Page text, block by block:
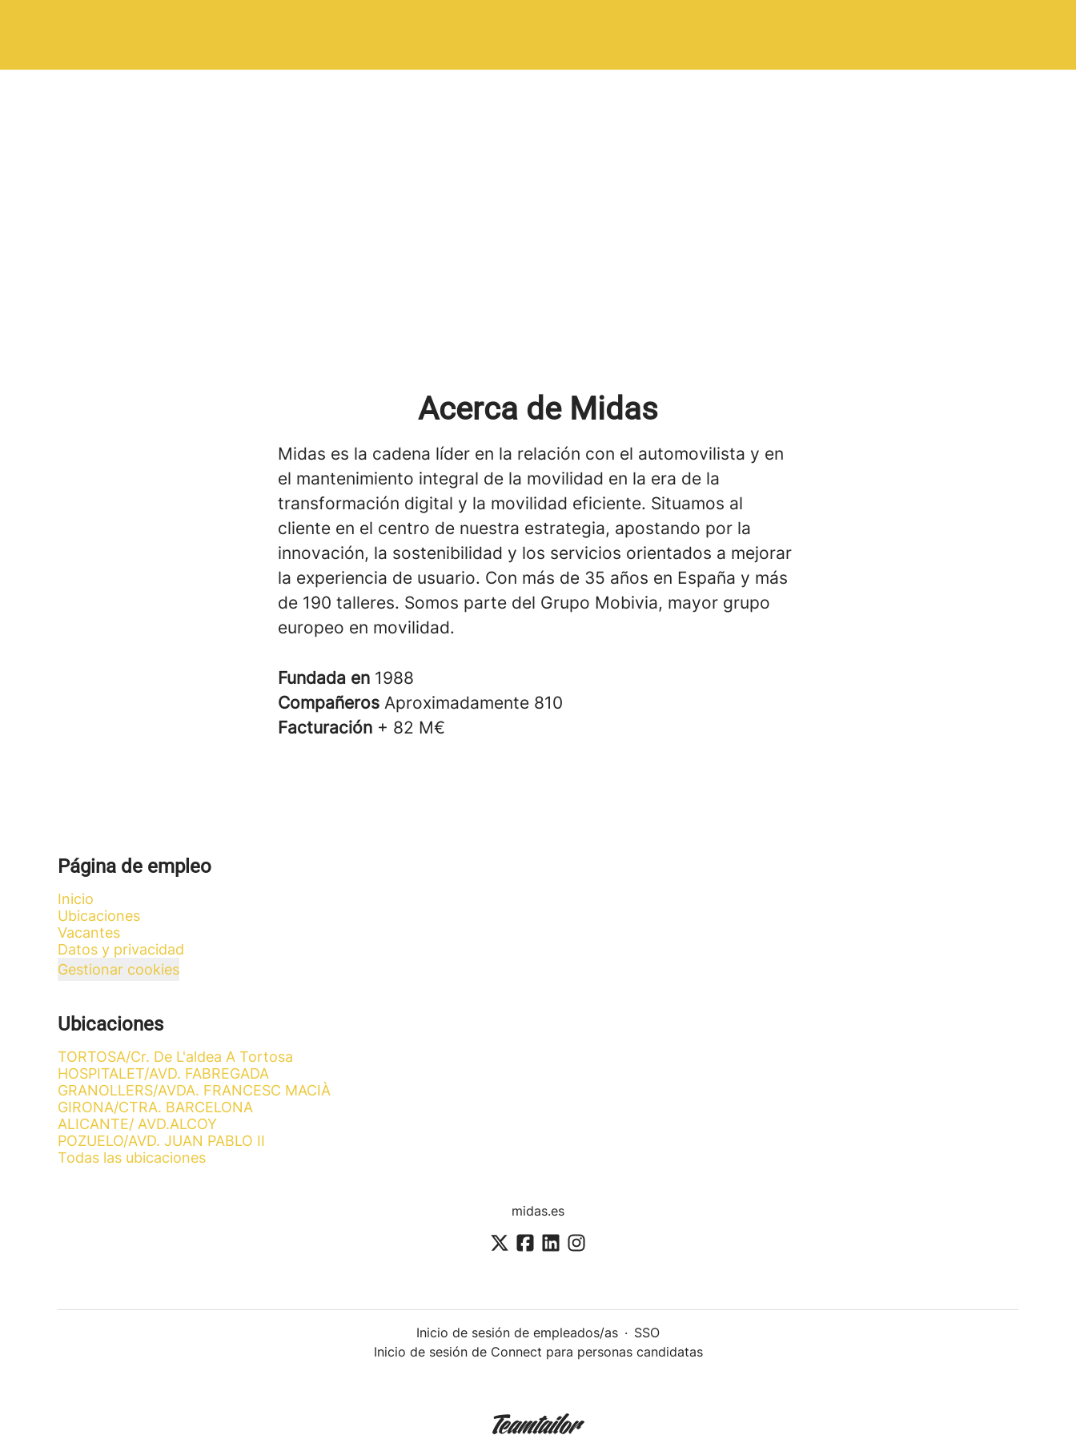
Acerca de Midas
Midas es la cadena líder en la relación con el automovilista y en
el mantenimiento integral de la movilidad en la era de la
transformación digital y la movilidad eficiente. Situamos al
cliente en el centro de nuestra estrategia, apostando por la
innovación, la sostenibilidad y los servicios orientados a mejorar
la experiencia de usuario. Con más de 35 años en España y más
de 190 talleres. Somos parte del Grupo Mobivia, mayor grupo
europeo en movilidad.
Fundada en 1988
Compañeros Aproximadamente 810
Facturación + 82 M€
Página de empleo
Inicio
Ubicaciones
Vacantes
Datos y privacidad
Gestionar cookies
Ubicaciones
TORTOSA/Cr. De L'aldea A Tortosa
HOSPITALET/AVD. FABREGADA
GRANOLLERS/AVDA. FRANCESC MACIÀ
GIRONA/CTRA. BARCELONA
ALICANTE/ AVD.ALCOY
POZUELO/AVD. JUAN PABLO II
Todas las ubicaciones
midas.es
Inicio de sesión de empleados/as · SSO
Inicio de sesión de Connect para personas candidatas